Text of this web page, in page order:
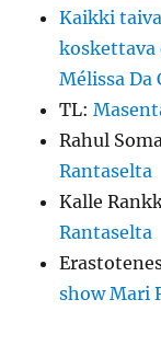
Kaikki
Mélissa
TL:
Rahul
Rantaselta
Kalle
Rantaselta
show Mari